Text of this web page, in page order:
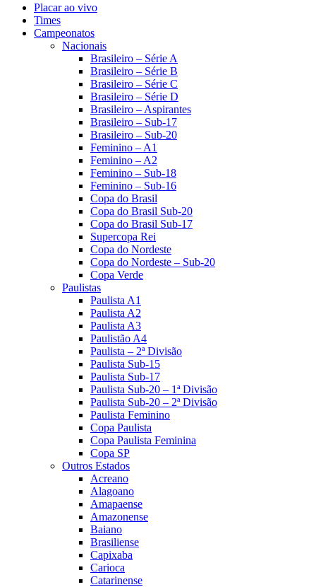
Placar ao vivo
Times
Campeonatos
Nacionais
Brasileiro – Série A
Brasileiro – Série B
Brasileiro – Série C
Brasileiro – Série D
Brasileiro – Aspirantes
Brasileiro – Sub-17
Brasileiro – Sub-20
Feminino – A1
Feminino – A2
Feminino – Sub-18
Feminino – Sub-16
Copa do Brasil
Copa do Brasil Sub-20
Copa do Brasil Sub-17
Supercopa Rei
Copa do Nordeste
Copa do Nordeste – Sub-20
Copa Verde
Paulistas
Paulista A1
Paulista A2
Paulista A3
Paulistão A4
Paulista – 2ª Divisão
Paulista Sub-15
Paulista Sub-17
Paulista Sub-20 – 1ª Divisão
Paulista Sub-20 – 2ª Divisão
Paulista Feminino
Copa Paulista
Copa Paulista Feminina
Copa SP
Outros Estados
Acreano
Alagoano
Amapaense
Amazonense
Baiano
Brasiliense
Capixaba
Carioca
Catarinense